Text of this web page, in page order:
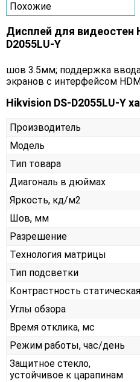
Похожие
Дисплей для видеостен
D2055LU-Y
шов 3.5мм; поддержка
экранов с интерфейсом
Hikvision DS-D2055LU-Y
Производитель
Модель
Тип товара
Диагональ в дюймах
Яркость, кд/м2
Шов, мм
Разрешение
Технология матрицы
Тип подсветки
Контрастность статическая
Углы обзора
Время отклика, мс
Режим работы, час/день
Защитное стекло,
устойчивое к царапинам